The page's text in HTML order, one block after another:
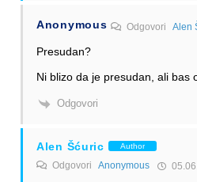
Anonymous OdgovoriAlen
Presudan?
Ni blizo da je presudan, ali bas
Odgovori
Alen Šćuric Author
Odgovori Anonymous